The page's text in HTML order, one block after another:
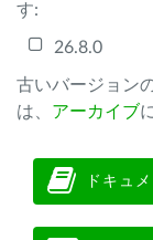
す:
26.8.0
古いバージョン
は、 アーカイブ
ドキュ